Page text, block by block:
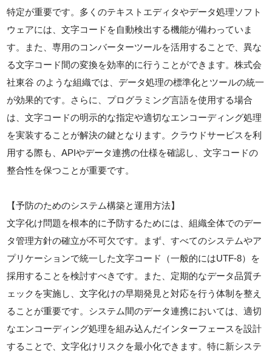
特定が重要です。多くのテキストエディタやデータ処理ソフト
ウェアには、文字コードを自動検出する機能が備わっていま
す。また、専用のコンバーターツールを活用することで、異な
る文字コード間の変換を効率的に行うことができます。株式会
社東谷 のような組織では、データ処理の標準化とツールの統一
が効果的です。さらに、プログラミング言語を使用する場合
は、文字コードの明示的な指定や適切なエンコーディング処理
を実装することが解決の鍵となります。クラウドサービスを利
用する際も、APIやデータ連携の仕様を確認し、文字コードの
整合性を保つことが重要です。
【予防のためのシステム構築と運用方法】
文字化け問題を根本的に予防するためには、組織全体でのデー
タ管理方針の確立が不可欠です。まず、すべてのシステムやア
プリケーションで統一した文字コード（一般的にはUTF-8）を
採用することを検討すべきです。また、定期的なデータ品質チ
ェックを実施し、文字化けの早期発見と対応を行う体制を整え
ることが重要です。システム間のデータ連携においては、適切
なエンコーディング処理を組み込んだインターフェースを設計
することで、文字化けリスクを最小化できます。特に新システ